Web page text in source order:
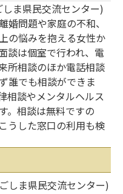
ま県民交流センター)
婚問題や家庭の不和、
の悩みを抱える女性か
談は個室で行われ、電
所相談のほか電話相談
誰でも相談ができま
相談やメンタルヘルス
。相談は無料ですの
うした窓口の利用も検
しま県民交流センター)